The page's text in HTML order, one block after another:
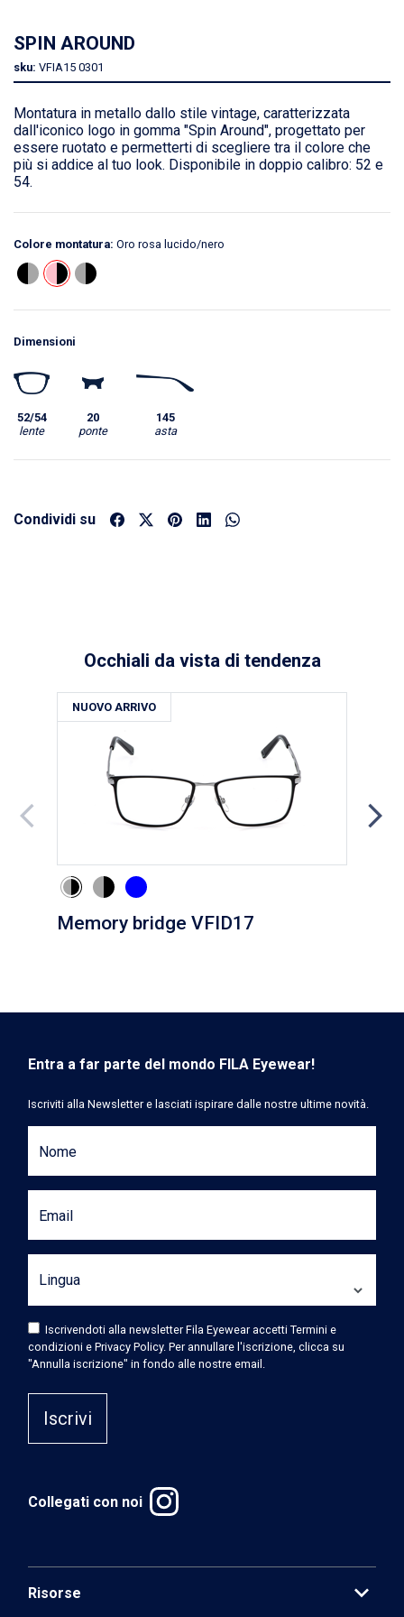
SPIN AROUND
sku: VFIA15 0301
Montatura in metallo dallo stile vintage, caratterizzata
dall'iconico logo in gomma "Spin Around", progettato per
essere ruotato e permetterti di scegliere tra il colore che
più si addice al tuo look. Disponibile in doppio calibro: 52 e
54.
Colore montatura: Oro rosa lucido/nero
Dimensioni
52/54
lente
20
ponte
145
asta
Condividi su
Occhiali da vista di tendenza
Memory bridge VFID17
NUOVO ARRIVO
Entra a far parte del mondo FILA Eyewear!
Iscriviti alla Newsletter e lasciati ispirare dalle nostre ultime novità.
Nome
Email
Lingua
Iscrivendoti alla newsletter Fila Eyewear accetti Termini e
condizioni e Privacy Policy. Per annullare l'iscrizione, clicca su
"Annulla iscrizione" in fondo alle nostre email.
Iscrivi
Collegati con noi
Risorse expand_more